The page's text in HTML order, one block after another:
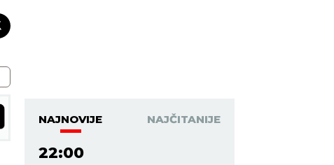
NAJNOVIJE NAJČITANIJE
22:00